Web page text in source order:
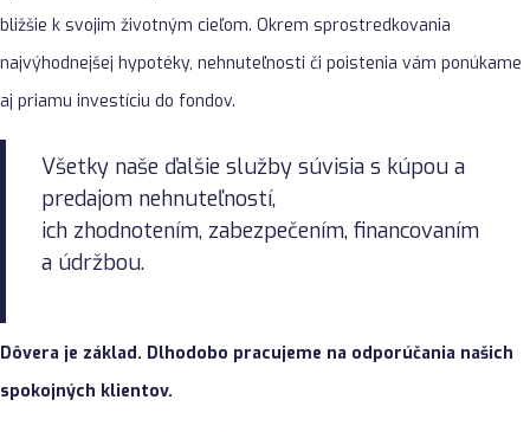
bližšie k svojim životným cieľom. Okrem sprostredkovania
najvýhodnejšej hypotéky, nehnuteľnosti či poistenia vám ponúkame
aj priamu investíciu do fondov.
Všetky naše ďalšie služby súvisia s kúpou a
predajom nehnuteľností,
ich zhodnotením, zabezpečením, financovaním
a údržbou.
Dôvera je základ. Dlhodobo pracujeme na odporúčania našich
spokojných klientov.